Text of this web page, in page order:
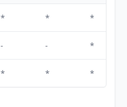
* * *
- - *
* * *